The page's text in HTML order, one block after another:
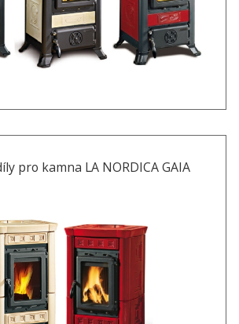
pro kamna LA NORDICA GAIA